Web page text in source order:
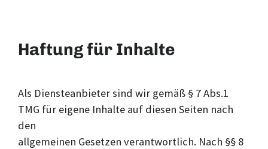
Haftung für Inhalte
Als Diensteanbieter sind wir gemäß § 7 Abs.1
TMG für eigene Inhalte auf diesen Seiten nach
den
allgemeinen Gesetzen verantwortlich. Nach §§ 8